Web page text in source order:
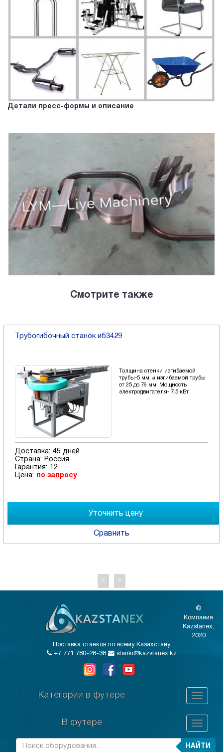
Детали пресс-формы и описание
Смотрите также
Трубогибочный станок иб3429
Толщина стенки изгибаемой
трубы-5 мм; ø изгибаемой трубы
от 25 до 76 мм; Мощность
электродвигателя- 7.5 кВт
Доставка: 45 дней
Страна:
Россия
Гарантия: 12
Цена: по запросу
Сравнить
< >
©
Компания
Kazstanex,
2020
Поставка станков по всему Казахстану
+7 771 780-28-38
stanki@kazstanex.kz
Категории в футере
В футере
НАЙТИ